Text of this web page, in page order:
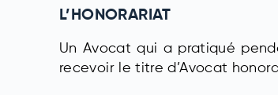
L’HONORARIAT
Un Avocat qui a pratiqué
recevoir le titre d’Avocat